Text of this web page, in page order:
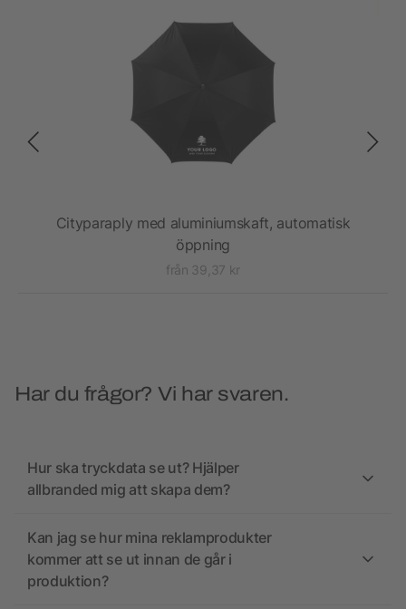
Cityparaply med aluminiumskaft, automatisk
öppning
från 39,37 kr
Har du frågor? Vi har svaren.
Hur ska tryckdata se ut? Hjälper
allbranded mig att skapa dem?
Kan jag se hur mina reklamprodukter
kommer att se ut innan de går i
produktion?